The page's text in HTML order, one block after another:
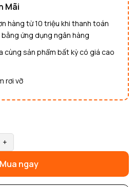
Mãi
hàng từ 10 triệu khi thanh toán
ứng dụng ngân hàng
cùng sản phẩm bất kỳ có giá cao
rơi vỡ
+
Mua ngay